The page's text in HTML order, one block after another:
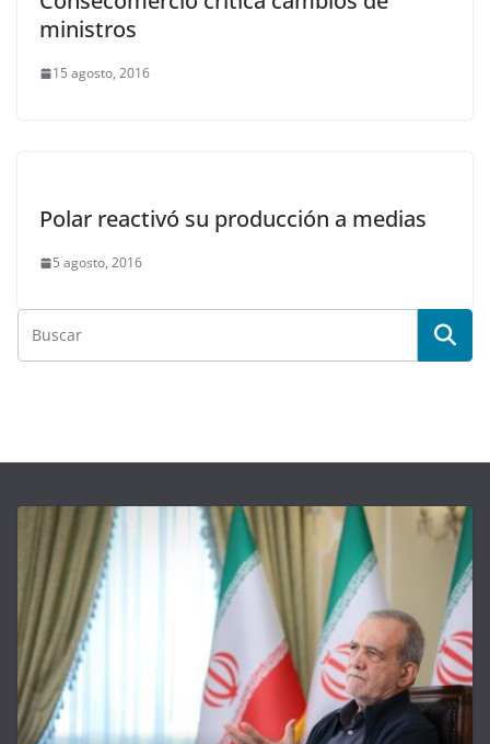
ministros
15 agosto, 2016
Polar reactivó su producción a medias
5 agosto, 2016